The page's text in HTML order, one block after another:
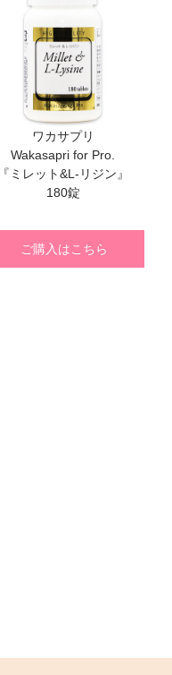
ワカサプリ
Wakasapri for Pro.
『ミレット&L-リジン』
180錠
ご購入はこちら